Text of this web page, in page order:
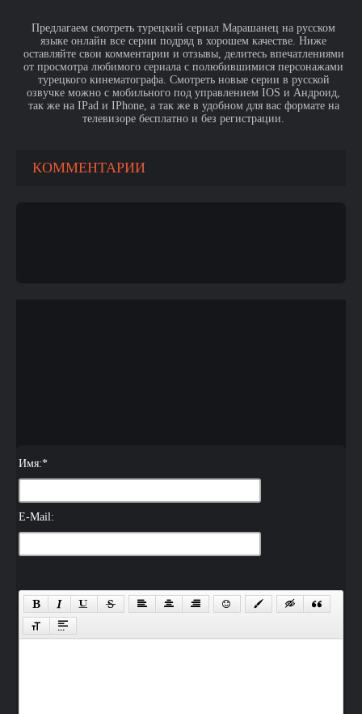
Предлагаем смотреть турецкий сериал Марашанец на русском
языке онлайн все серии подряд в хорошем качестве. Ниже
оставляйте свои комментарии и отзывы, делитесь впечатлениями
от просмотра любимого сериала с полюбившимися персонажами
турецкого кинематографа. Смотреть новые серии в русской
озвучке можно с мобильного под управлением IOS и Андроид,
так же на IPad и IPhone, а так же в удобном для вас формате на
телевизоре бесплатно и без регистрации.
КОММЕНТАРИИ
Имя:*
E-Mail: